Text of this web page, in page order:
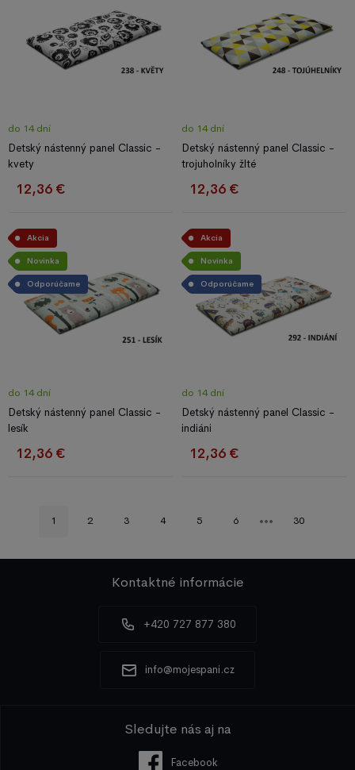
do 14 dní
Detský nástenný panel Classic -
kvety
12,36 €
do 14 dní
Detský nástenný panel Classic -
trojuholníky žlté
12,36 €
Akcia
Novinka
Odporúčame
do 14 dní
Detský nástenný panel Classic -
lesík
12,36 €
Akcia
Novinka
Odporúčame
do 14 dní
Detský nástenný panel Classic -
indiáni
12,36 €
1 2 3 4 5 6 30
Kontaktné informácie
+420 727 877 380
info@mojespani.cz
Sledujte nás aj na
Facebook